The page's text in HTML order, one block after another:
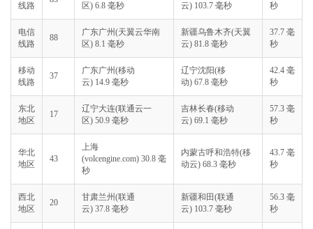
线路 区) 6.8 毫秒 云) 103.7 毫秒 秒
电信
线路
88
广东广州(天翼云华南
区) 8.1 毫秒
新疆乌鲁木齐(天翼
云) 81.8 毫秒
37.7 毫
秒
移动
线路
37
广东广州(移动
云) 14.9 毫秒
辽宁沈阳(移
动) 67.8 毫秒
42.4 毫
秒
东北
地区
17
辽宁大连(联通云一
区) 50.9 毫秒
吉林长春(移动
云) 69.1 毫秒
57.3 毫
秒
华北
地区
43
上海
(volcengine.com) 30.8 毫
秒
内蒙古呼和浩特(移
动云) 68.3 毫秒
43.7 毫
秒
西北
地区
20
甘肃兰州(联通
云) 37.8 毫秒
新疆和田(联通
云) 103.7 毫秒
56.3 毫
秒